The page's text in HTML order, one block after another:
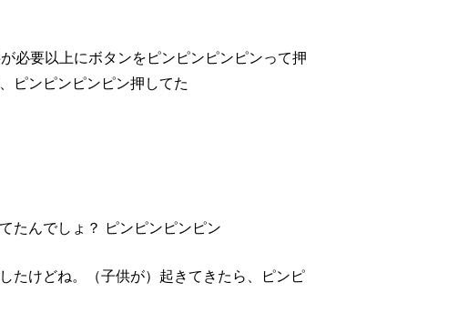
必要以上にボタンをピンピンピンピンって押
ピンピンピンピン押してた
たんでしょ？ ピンピンピンピン
たけどね。（子供が）起きてきたら、ピンピ